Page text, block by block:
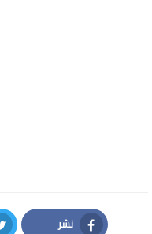
نشر